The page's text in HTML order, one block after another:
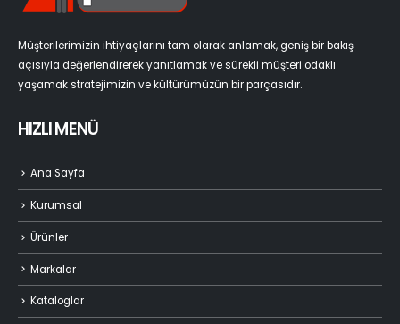
Müşterilerimizin ihtiyaçlarını tam olarak anlamak, geniş bir bakış
açısıyla değerlendirerek yanıtlamak ve sürekli müşteri odaklı
yaşamak stratejimizin ve kültürümüzün bir parçasıdır.
HIZLI MENÜ
Ana Sayfa
Kurumsal
Ürünler
Markalar
Kataloglar